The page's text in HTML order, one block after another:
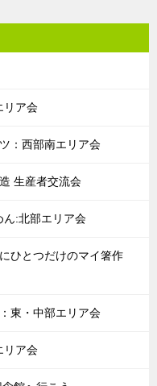
リア会
：西部南エリア会
生産者交流会
ん:北部エリア会
ひとつだけのマイ箸作
東・中部エリア会
リア会